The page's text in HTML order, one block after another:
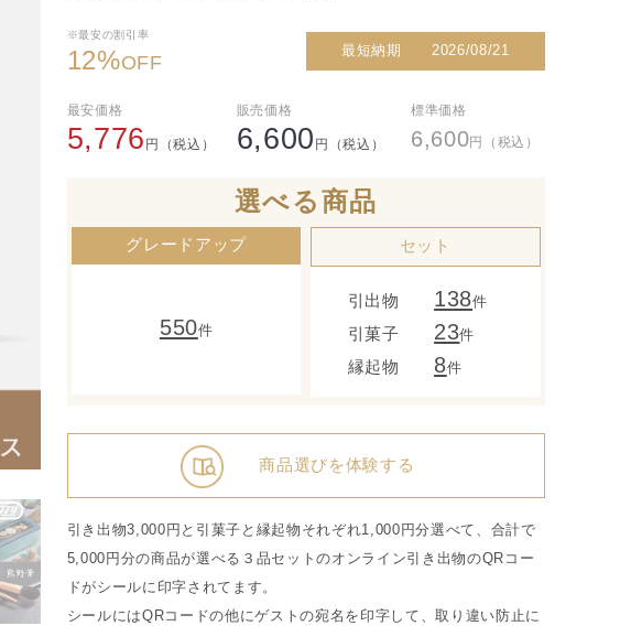
※最安の割引率
12%OFF
最短納期 2026/08/21
最安価格
5,776 円（税込）
販売価格
6,600 円（税込）
標準価格
6,600円（税込）
選べる商品
グレードアップ
550件
セット
引出物 138件
引菓子 23件
縁起物 8件
商品選びを体験する
引き出物3,000円と引菓子と縁起物それぞれ1,000円分選べて、合計で
5,000円分の商品が選べる３品セットのオンライン引き出物のQRコー
ドがシールに印字されてます。
シールにはQRコードの他にゲストの宛名を印字して、取り違い防止に